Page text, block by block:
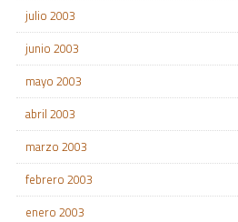
julio 2003
junio 2003
mayo 2003
abril 2003
marzo 2003
febrero 2003
enero 2003